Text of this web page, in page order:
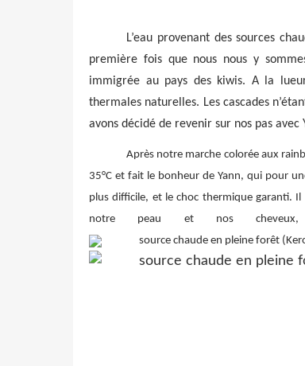
L’eau provenant des sources
première fois que nous nous y
immigrée au pays des kiwis. A la
thermales naturelles. Les cascades
avons décidé de revenir sur nos pas
Après notre marche colorée aux
35°C et fait le bonheur de Yann, qui pour
plus difficile, et le choc thermique garanti.
notre peau et nos cheveux,